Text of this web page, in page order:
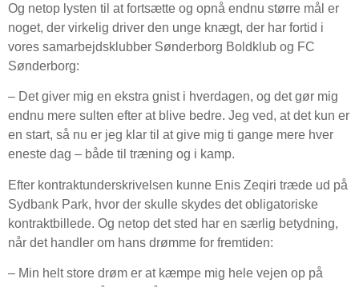
Og netop lysten til at fortsætte og opnå endnu større mål er
noget, der virkelig driver den unge knægt, der har fortid i
vores samarbejdsklubber Sønderborg Boldklub og FC
Sønderborg:
– Det giver mig en ekstra gnist i hverdagen, og det gør mig
endnu mere sulten efter at blive bedre. Jeg ved, at det kun er
en start, så nu er jeg klar til at give mig ti gange mere hver
eneste dag – både til træning og i kamp.
Efter kontraktunderskrivelsen kunne Enis Zeqiri træde ud på
Sydbank Park, hvor der skulle skydes det obligatoriske
kontraktbillede. Og netop det sted har en særlig betydning,
når det handler om hans drømme for fremtiden:
– Min helt store drøm er at kæmpe mig hele vejen op på